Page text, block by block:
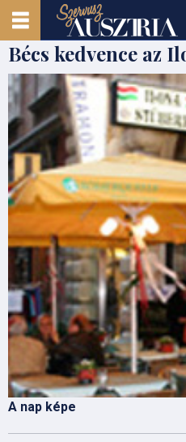
Bécs kedvence az
A nap képe